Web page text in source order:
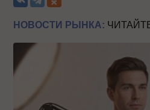
НОВОСТИ РЫНКА: